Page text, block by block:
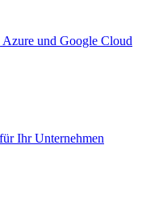
und Google Cloud
Ihr Unternehmen